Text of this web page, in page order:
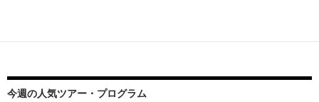
今週の人気ツアー・プログラム